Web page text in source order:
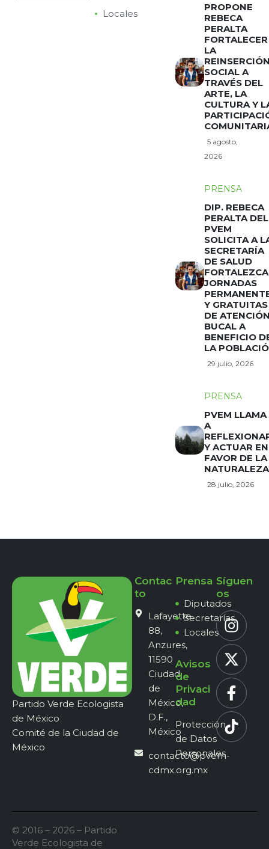
Locales
PROPONE
REBECA
PERALTA
FORTALECER
LA
SOCIAL A
TRAVÉS DEL
ARTE, LA
CULTURA Y
5 agosto,
2026
PRENSA
DIP. REBECA
PERALTA DEL
PVEM
SOLICITA A
SECRETARÍA
DE SALUD
FORTALEZCA
JORNADAS
Y GRATUITAS
DE
BUCAL A
BENEFICIO
LA
29 julio, 2026
PRENSA
PVEM LLAMA
A
Y ACTUAR EN
FAVOR DE LA
NATURALEZA
28 julio, 2026
Partido Verde Ecologista
de México
Comité de la Ciudad de
México
Contac
to
Lafayette
88,
Anzures,
11590
Ciudad
de
México,
D.F.,
México
contacto@pvem-
cdmx.org.mx
Prensa
Diputados
Secretarías
Locales
Avisos
de
Privaci
dad
Protección
de Datos
Personales
Síguen
os
© 2016 – 2026 – Partido
Verde Ecologista de